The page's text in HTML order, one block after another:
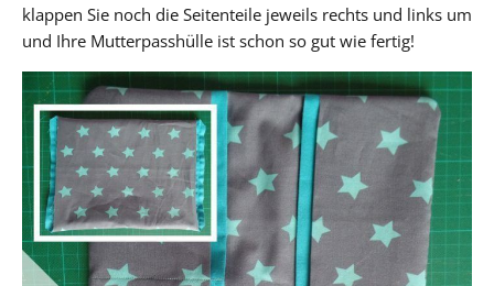
klappen Sie noch die Seitenteile jeweils rechts und links um
und Ihre Mutterpasshülle ist schon so gut wie fertig!